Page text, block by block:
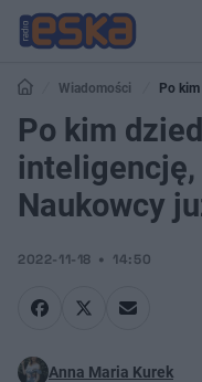
Wiadomości
Po
Naukowcy już wiedzą!
Po kim
inteligencję,
Naukowcy
2022-11-18 14:50
Anna Maria Kurek